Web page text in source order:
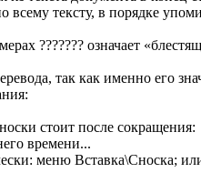
тексту, в порядке
??????? означает
так как именно его
стоит после сокращения:
времени...
меню Вставка\Сноска;